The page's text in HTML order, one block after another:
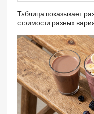
Таблица показывает
стоимости разных